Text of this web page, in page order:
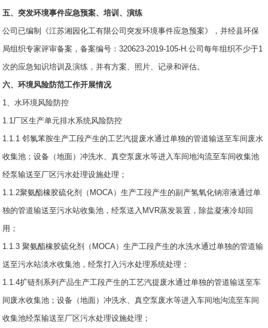
五、突发环境事件应急预案、培训、演练
公司已编制《江苏湘园化工有限公司突发环境事件应急预案》，并经县环保
局组织专家评审备案，备案编号：320623-2019-105-H.公司每年组织不少于1
次的应急知识培训及演练，并有方案、照片、记录和评估。
六、环境风险防范工作开展情况
1、水环境风险防控
1.1厂区生产单元排水系统风险防控
1.1.1 邻氯苯胺生产工段产生的工艺汽提废水通过单独的管道输送至车间废水
收集池；设备（地面）冲洗水、真空泵废水等进入车间地沟流至车间收集池
经泵输送至厂区污水处理设施处理；
1.1.2聚氨酯橡胶硫化剂（MOCA）生产工段产生的副产氢氧化钠溶液通过单
独的管道输送至污水站收集池，经泵送入MVR蒸发装置，除盐凝液冷却回
用；
1.1.3 聚氨酯橡胶硫化剂（MOCA）生产工段产生的水洗水通过单独的管道输
送至污水站淡水收集池，经泵打入污水处理系统处理；
1.1.4扩链剂系列产品生产工段产生的工艺汽提废水通过单独的管道输送至车
间废水收集池；设备（地面）冲洗水、真空泵废水等进入车间地沟流至车间
收集池经泵输送至厂区污水处理设施处理；